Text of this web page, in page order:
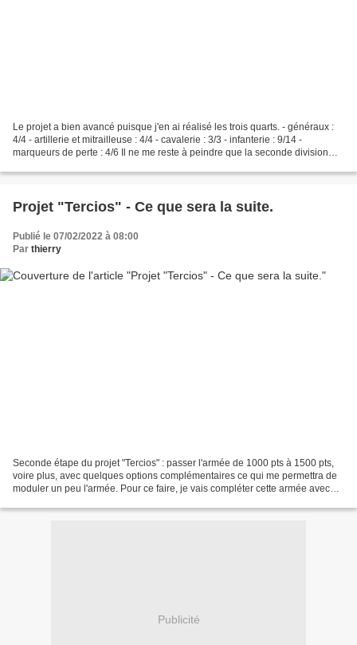
Le projet a bien avancé puisque j'en ai réalisé les trois quarts. - généraux :
4/4 - artillerie et mitrailleuse : 4/4 - cavalerie : 3/3 - infanterie : 9/14 -
marqueurs de perte : 4/6 Il ne me reste à peindre que la seconde division
Projet "Tercios" - Ce que sera la suite.
Publié le 07/02/2022 à 08:00
Par thierry
Seconde étape du projet "Tercios" : passer l'armée de 1000 pts à 1500 pts,
voire plus, avec quelques options complémentaires ce qui me permettra de
moduler un peu l'armée. Pour ce faire, je vais compléter cette armée avec
Publicité